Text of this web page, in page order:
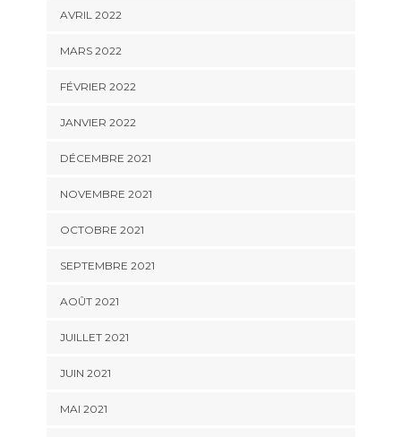
AVRIL 2022
MARS 2022
FÉVRIER 2022
JANVIER 2022
DÉCEMBRE 2021
NOVEMBRE 2021
OCTOBRE 2021
SEPTEMBRE 2021
AOÛT 2021
JUILLET 2021
JUIN 2021
MAI 2021